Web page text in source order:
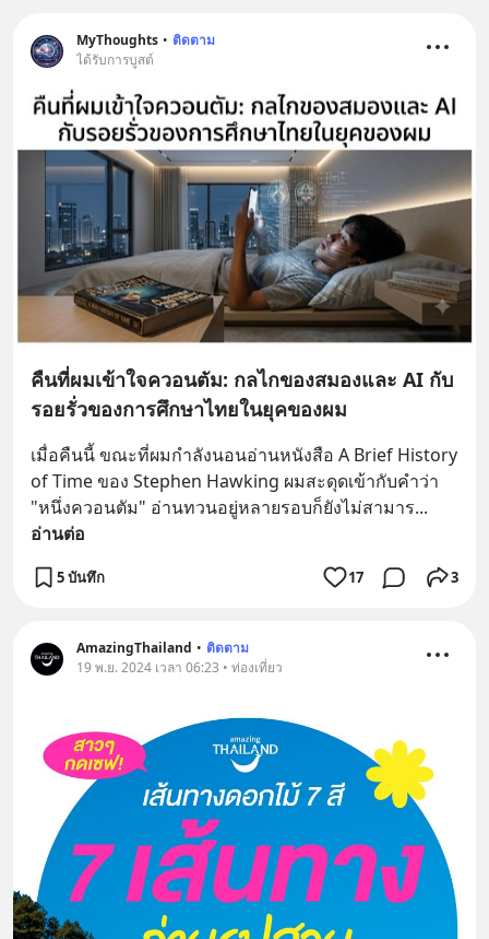
MyThoughts • ติดตาม
ได้รับการบูสต์
คืนที่ผมเข้าใจควอนตัม: กลไกของสมองและ AI กับ
รอยรั่วของการศึกษาไทยในยุคของผม
เมื่อคืนนี้ ขณะที่ผมกำลังนอนอ่านหนังสือ A Brief History
of Time ของ Stephen Hawking ผมสะดุดเข้ากับคำว่า
"หนึ่งควอนตัม" อ่านทวนอยู่หลายรอบก็ยังไม่สามาร
อ่านต่อ
5 บันทึก 17 3
AmazingThailand • ติดตาม
19 พ.ย. 2024 เวลา 06:23 • ท่องเที่ยว